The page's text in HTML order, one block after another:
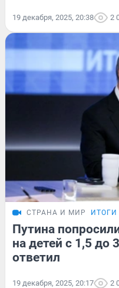
19 декабря, 2025, 20:38 2
СТРАНА И МИР
Путина
на детей с 1,5 до
ответил
19 декабря, 2025, 20:17 2